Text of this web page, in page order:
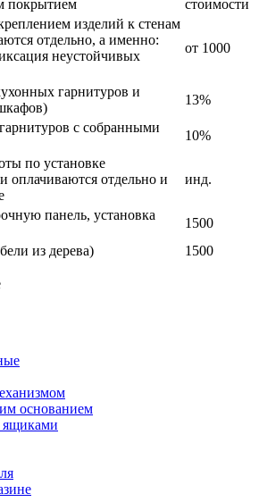
покрытием
стоимости
изделий к стенам
отдельно, а именно:
неустойчивых
от 1000
гарнитуров и
13%
с собранными
10%
по установке
оплачиваются отдельно и
инд.
панель, установка
1500
из дерева)
1500
основанием